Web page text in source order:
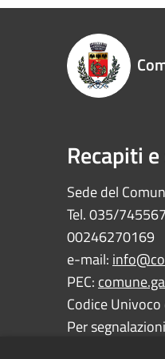
Recapiti
Sede del
Tel. 035/
00246270169
e-mail:
PEC:
Codice
Per